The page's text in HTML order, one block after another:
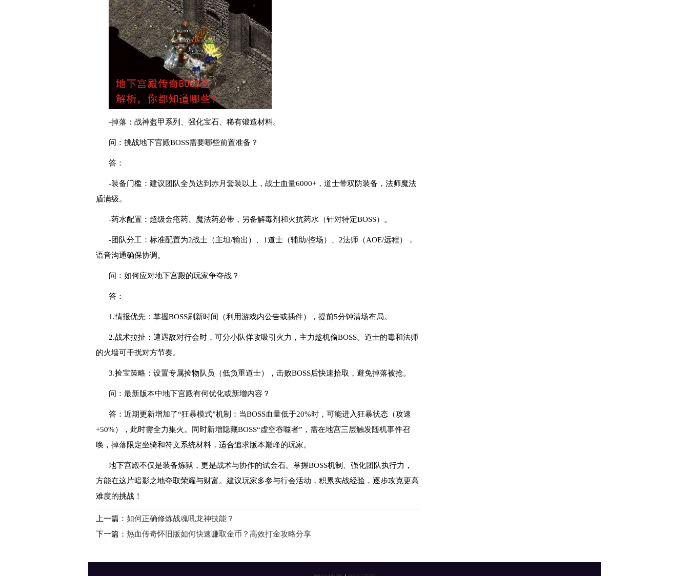
-掉落：战神盔甲系列、强化宝石、稀有锻造材料。
问：挑战地下宫殿BOSS需要哪些前置准备？
答：
-装备门槛：建议团队全员达到赤月套装以上，战士血量6000+，道士带双防装备，法师魔法
盾满级。
-药水配置：超级金疮药、魔法药必带，另备解毒剂和火抗药水（针对特定BOSS）。
-团队分工：标准配置为2战士（主坦/输出）、1道士（辅助/控场）、2法师（AOE/远程），
语音沟通确保协调。
问：如何应对地下宫殿的玩家争夺战？
答：
1.情报优先：掌握BOSS刷新时间（利用游戏内公告或插件），提前5分钟清场布局。
2.战术拉扯：遭遇敌对行会时，可分小队佯攻吸引火力，主力趁机偷BOSS。道士的毒和法师
的火墙可干扰对方节奏。
3.捡宝策略：设置专属捡物队员（低负重道士），击败BOSS后快速拾取，避免掉落被抢。
问：最新版本中地下宫殿有何优化或新增内容？
答：近期更新增加了“狂暴模式”机制：当BOSS血量低于20%时，可能进入狂暴状态（攻速
+50%），此时需全力集火。同时新增隐藏BOSS“虚空吞噬者”，需在地宫三层触发随机事件召
唤，掉落限定坐骑和符文系统材料，适合追求版本巅峰的玩家。
地下宫殿不仅是装备炼狱，更是战术与协作的试金石。掌握BOSS机制、强化团队执行力，
方能在这片暗影之地夺取荣耀与财富。建议玩家多参与行会活动，积累实战经验，逐步攻克更高
难度的挑战！
上一篇： 如何正确修炼战魂吼龙神技能？
下一篇： 热血传奇怀旧版如何快速赚取金币？高效打金攻略分享